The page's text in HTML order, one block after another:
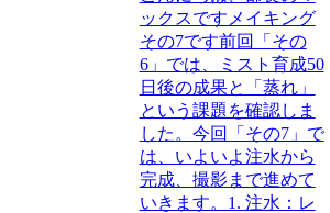
ックスですメイキング
その7です前回「その
6」では、ミスト育成50
日後の成果と「蒸れ」
という課題を確認しま
した。今回「その7」で
は、いよいよ注水から
完成、撮影まで進めて
いきます。1. 注水：レ